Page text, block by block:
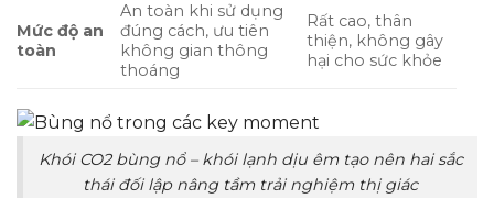
Mức độ an
toàn
An toàn khi sử dụng
đúng cách, ưu tiên
không gian thông
thoáng
Rất cao, thân
thiện, không gây
hại cho sức khỏe
Khói CO2 bùng nổ – khói lạnh dịu êm tạo nên hai sắc
thái đối lập nâng tầm trải nghiệm thị giác